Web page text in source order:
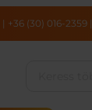
| +36 (30) 016-2359|